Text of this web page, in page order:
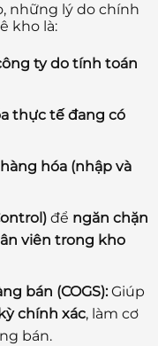
những lý do chính
kho là:
ty do tính toán
thực tế đang có
hóa (nhập và
để ngăn chặn
viên trong kho
bán (COGS):Giúp
chính xác, làm cơ
bán.